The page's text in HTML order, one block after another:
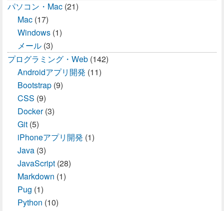
パソコン・Mac (21)
Mac (17)
Windows (1)
メール (3)
プログラミング・Web (142)
Androidアプリ開発 (11)
Bootstrap (9)
CSS (9)
Docker(3)
Git (5)
iPhoneアプリ開発 (1)
Java (3)
JavaScript (28)
Markdown (1)
Pug (1)
Python (10)